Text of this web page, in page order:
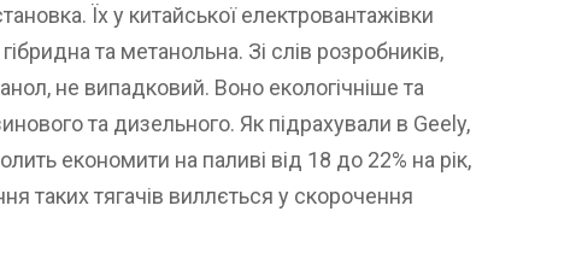
Їх у китайської електровантажівки
та метанольна. Зі слів розробників,
не випадковий. Воно екологічніше та
та дизельного. Як підрахували в Geely,
економити на паливі від 18 до 22% на рік,
таких тягачів виллється у скорочення